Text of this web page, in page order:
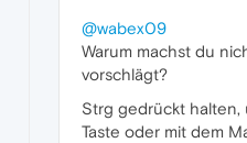
@wabex09
Warum machst du
vorschlägt?
Strg gedrückt
Taste oder mit dem